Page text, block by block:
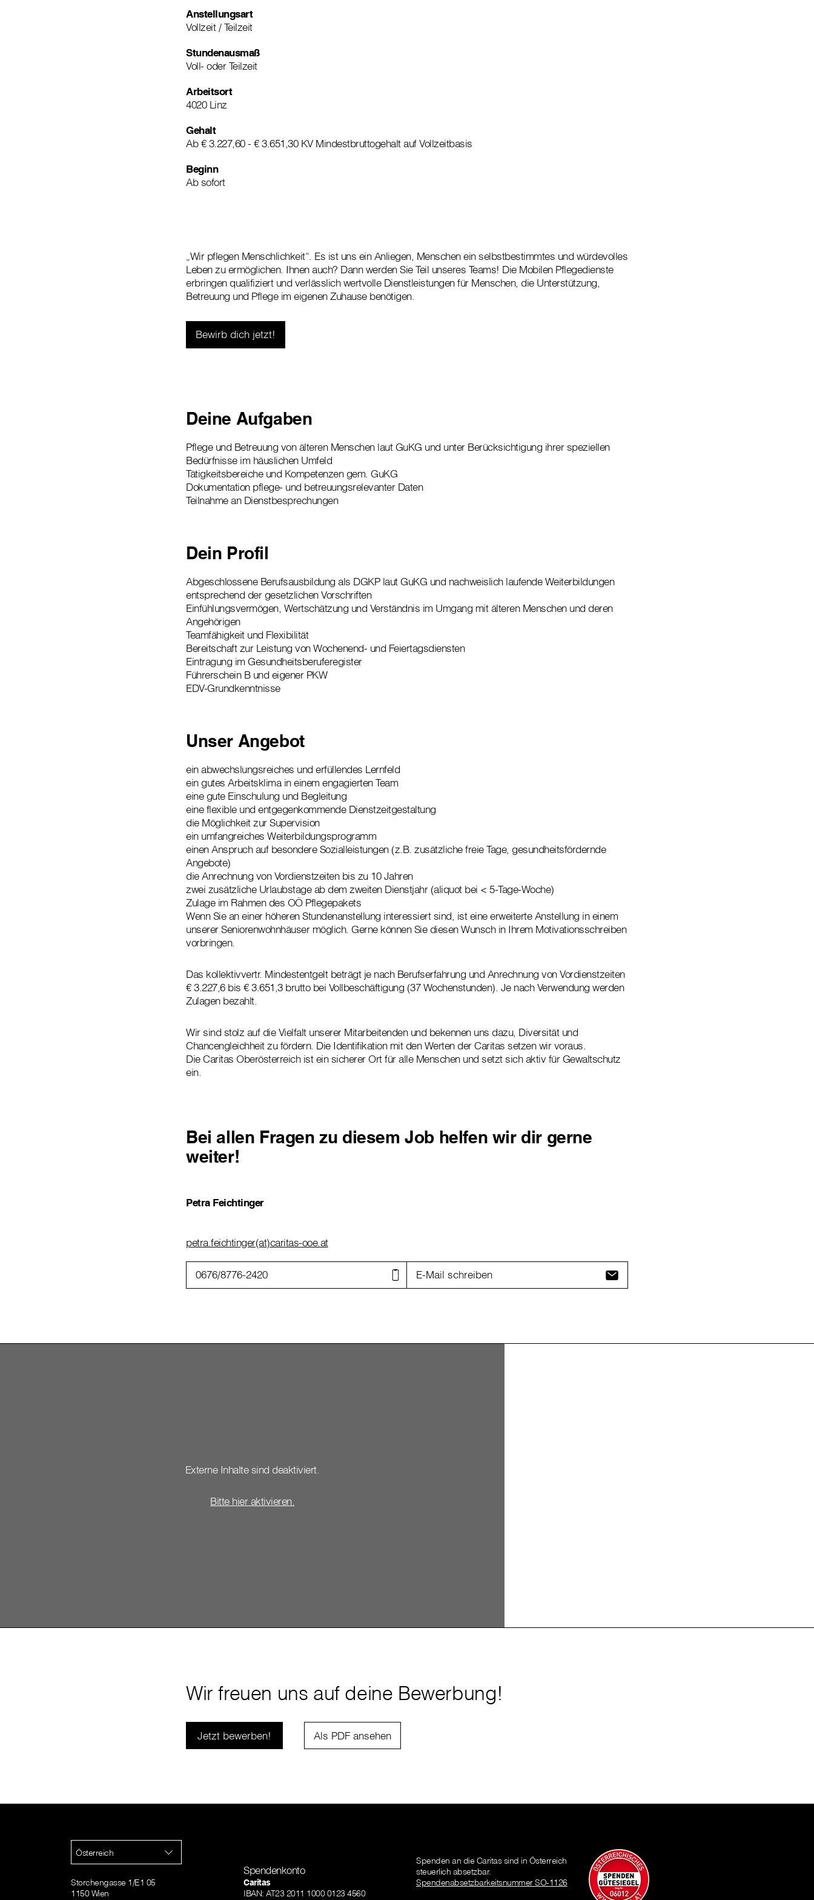
Anstellungsart
Vollzeit / Teilzeit
Stundenausmaß
Voll- oder Teilzeit
Arbeitsort
4020 Linz
Gehalt
Ab € 3.227,60 - € 3.651,30 KV Mindestbruttogehalt auf Vollzeitbasis
Beginn
Ab sofort
„Wir pflegen Menschlichkeit“. Es ist uns ein Anliegen, Menschen ein selbstbestimmtes und würdevolles
Leben zu ermöglichen. Ihnen auch? Dann werden Sie Teil unseres Teams! Die Mobilen Pflegedienste
erbringen qualifiziert und verlässlich wertvolle Dienstleistungen für Menschen, die Unterstützung,
Betreuung und Pflege im eigenen Zuhause benötigen.
Bewirb dich jetzt!
Deine Aufgaben
Pflege und Betreuung von älteren Menschen laut GuKG und unter Berücksichtigung ihrer speziellen
Bedürfnisse im häuslichen Umfeld
Tätigkeitsbereiche und Kompetenzen gem. GuKG
Dokumentation pflege- und betreuungsrelevanter Daten
Teilnahme an Dienstbesprechungen
Dein Profil
Abgeschlossene Berufsausbildung als DGKP laut GuKG und nachweislich laufende Weiterbildungen
entsprechend der gesetzlichen Vorschriften
Einfühlungsvermögen, Wertschätzung und Verständnis im Umgang mit älteren Menschen und deren
Angehörigen
Teamfähigkeit und Flexibilität
Bereitschaft zur Leistung von Wochenend- und Feiertagsdiensten
Eintragung im Gesundheitsberuferegister
Führerschein B und eigener PKW
EDV-Grundkenntnisse
Unser Angebot
ein abwechslungsreiches und erfüllendes Lernfeld
ein gutes Arbeitsklima in einem engagierten Team
eine gute Einschulung und Begleitung
eine flexible und entgegenkommende Dienstzeitgestaltung
die Möglichkeit zur Supervision
ein umfangreiches Weiterbildungsprogramm
einen Anspruch auf besondere Sozialleistungen (z.B. zusätzliche freie Tage, gesundheitsfördernde
Angebote)
die Anrechnung von Vordienstzeiten bis zu 10 Jahren
zwei zusätzliche Urlaubstage ab dem zweiten Dienstjahr (aliquot bei < 5-Tage-Woche)
Zulage im Rahmen des OÖ Pflegepakets
Wenn Sie an einer höheren Stundenanstellung interessiert sind, ist eine erweiterte Anstellung in einem
unserer Seniorenwohnhäuser möglich. Gerne können Sie diesen Wunsch in Ihrem Motivationsschreiben
vorbringen.
Das kollektivvertr. Mindestentgelt beträgt je nach Berufserfahrung und Anrechnung von Vordienstzeiten
€ 3.227,6 bis € 3.651,3 brutto bei Vollbeschäftigung (37 Wochenstunden). Je nach Verwendung werden
Zulagen bezahlt.
Wir sind stolz auf die Vielfalt unserer Mitarbeitenden und bekennen uns dazu, Diversität und
Chancengleichheit zu fördern. Die Identifikation mit den Werten der Caritas setzen wir voraus.
Die Caritas Oberösterreich ist ein sicherer Ort für alle Menschen und setzt sich aktiv für Gewaltschutz
ein.
Bei allen Fragen zu diesem Job helfen wir dir gerne
weiter!
Petra Feichtinger
petra.feichtinger(at)caritas-ooe.at
0676/8776-2420 E-Mail schreiben
Externe Inhalte sind deaktiviert.
Bitte hier aktivieren.
Wir freuen uns auf deine Bewerbung!
Jetzt bewerben! Als PDF ansehen
Österreich
Storchengasse 1/E1 05
1150 Wien
Spendenkonto
Caritas
IBAN: AT23 2011 1000 0123 4560
Spenden an die Caritas sind in Österreich
steuerlich absetzbar.
Spendenabsetzbarkeitsnummer SO-1126